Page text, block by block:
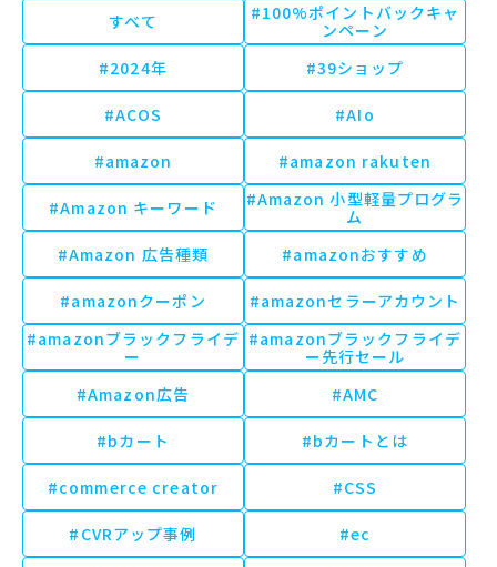
すべて
#100%ポイントバックキャ
ンペーン
#2024年
#39ショップ
#ACOS #AIo
#amazon #amazon rakuten
#Amazon キーワード
#Amazon 小型軽量プログラ
ム
#Amazon 広告種類
#amazonおすすめ
#amazonクーポン
#amazonセラーアカウント
#amazonブラックフライデ
ー
#amazonブラックフライデ
ー先行セール
#Amazon広告
#AMC
#bカート #bカートとは
#commerce creator #CSS
#CVRアップ事例 #ec